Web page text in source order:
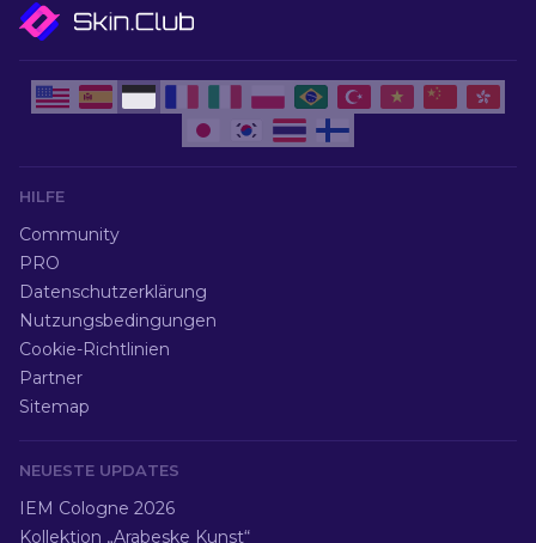
HILFE
Community
PRO
Datenschutzerklärung
Nutzungsbedingungen
Cookie-Richtlinien
Partner
Sitemap
NEUESTE UPDATES
IEM Cologne 2026
Kollektion „Arabeske Kunst“